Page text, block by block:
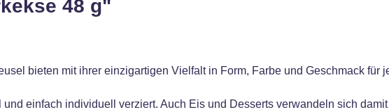
48 g"
bieten mit ihrer einzigartigen Vielfalt in Form, Farbe und Geschmack für
einfach individuell verziert. Auch Eis und Desserts verwandeln sich